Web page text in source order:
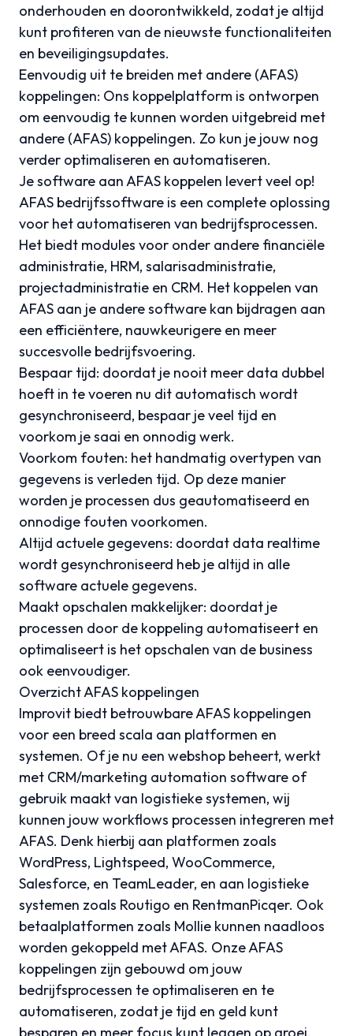
onderhouden en doorontwikkeld, zodat je altijd
kunt profiteren van de nieuwste functionaliteiten
en beveiligingsupdates.
Eenvoudig uit te breiden met andere (AFAS)
koppelingen: Ons koppelplatform is ontworpen
om eenvoudig te kunnen worden uitgebreid met
andere (AFAS) koppelingen. Zo kun je jouw nog
verder optimaliseren en automatiseren.
Je software aan AFAS koppelen levert veel op!
AFAS bedrijfssoftware is een complete oplossing
voor het automatiseren van bedrijfsprocessen.
Het biedt modules voor onder andere financiële
administratie, HRM, salarisadministratie,
projectadministratie en CRM. Het koppelen van
AFAS aan je andere software kan bijdragen aan
een efficiëntere, nauwkeurigere en meer
succesvolle bedrijfsvoering.
Bespaar tijd: doordat je nooit meer data dubbel
hoeft in te voeren nu dit automatisch wordt
gesynchroniseerd, bespaar je veel tijd en
voorkom je saai en onnodig werk.
Voorkom fouten: het handmatig overtypen van
gegevens is verleden tijd. Op deze manier
worden je processen dus geautomatiseerd en
onnodige fouten voorkomen.
Altijd actuele gegevens: doordat data realtime
wordt gesynchroniseerd heb je altijd in alle
software actuele gegevens.
Maakt opschalen makkelijker: doordat je
processen door de koppeling automatiseert en
optimaliseert is het opschalen van de business
ook eenvoudiger.
Overzicht AFAS koppelingen
Improvit biedt betrouwbare AFAS koppelingen
voor een breed scala aan platformen en
systemen. Of je nu een webshop beheert, werkt
met CRM/marketing automation software of
gebruik maakt van logistieke systemen, wij
kunnen jouw workflows processen integreren met
AFAS. Denk hierbij aan platformen zoals
WordPress, Lightspeed, WooCommerce,
Salesforce, en TeamLeader, en aan logistieke
systemen zoals Routigo en RentmanPicqer. Ook
betaalplatformen zoals Mollie kunnen naadloos
worden gekoppeld met AFAS. Onze AFAS
koppelingen zijn gebouwd om jouw
bedrijfsprocessen te optimaliseren en te
automatiseren, zodat je tijd en geld kunt